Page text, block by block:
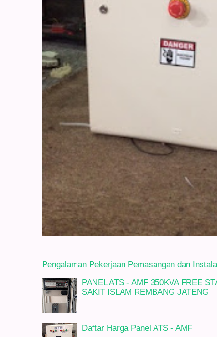
Pengalaman Pekerjaan Pemasangan dan
PANEL ATS - AMF 350KVA FREE
SAKIT ISLAM REMBANG JATENG
Daftar Harga Panel ATS - AMF